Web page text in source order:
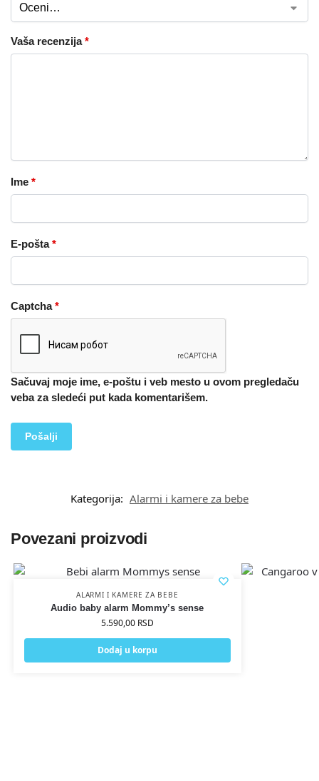
Vaša recenzija*
Ime *
E-pošta*
Captcha*
Sačuvaj moje ime, e-poštu i veb mesto u ovom pregledaču
veba za sledeći put kada komentarišem.
Kategorija: Alarmi i kamere za bebe
Povezani proizvodi
ALARMI I KAMERE ZA BEBE
Audio baby alarm Mommy’s sense
5.590,00 RSD
Dodaj u korpu